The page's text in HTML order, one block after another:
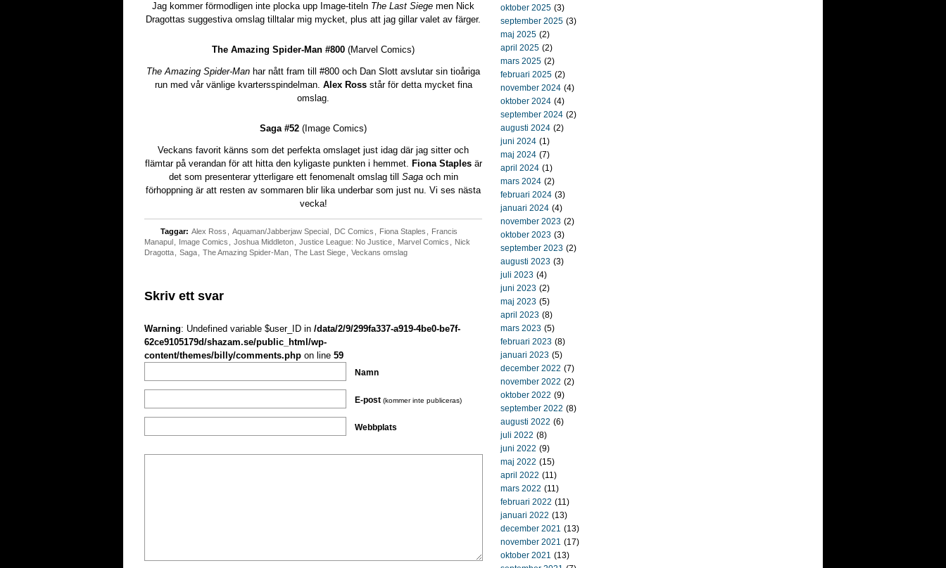
Jag kommer förmodligen inte plocka upp Image-titeln The Last Siege men Nick
Dragottas suggestiva omslag tilltalar mig mycket, plus att jag gillar valet av färger.
The Amazing Spider-Man #800 (Marvel Comics)
The Amazing Spider-Man har nått fram till #800 och Dan Slott avslutar sin tioåriga
run med vår vänlige kvartersspindelman. Alex Rossstår för detta mycket fina
omslag.
Saga #52 (Image Comics)
Veckans favorit känns som det perfekta omslaget just idag där jag sitter och
flämtar på verandan för att hitta den kyligaste punkten i hemmet. Fiona Staplesär
det som presenterar ytterligare ett fenomenalt omslag till Sagaoch min
förhoppning är att resten av sommaren blir lika underbar som just nu. Vi ses nästa
vecka!
Taggar: Alex Ross Aquaman/Jabberjaw Special DC Comics Fiona Staples
Francis
Manapul
Image Comics Joshua Middleton Justice League: No Justice Marvel Comics
Nick
Dragotta
Saga The Amazing Spider-Man The Last Siege Veckans omslag
Skriv ett svar
Warning: Undefined variable $user_ID in /data/2/9/299fa337-a919-4be0-be7f-
62ce9105179d/shazam.se/public_html/wp-
content/themes/billy/comments.php on line 59
Namn
E-post (kommer inte publiceras)
Webbplats
oktober 2025 (3)
september 2025 (3)
maj 2025 (2)
april 2025 (2)
mars 2025 (2)
februari 2025 (2)
november 2024 (4)
oktober 2024 (4)
september 2024 (2)
augusti 2024 (2)
juni 2024 (1)
maj 2024 (7)
april 2024 (1)
mars 2024 (2)
februari 2024 (3)
januari 2024 (4)
november 2023 (2)
oktober 2023 (3)
september 2023 (2)
augusti 2023 (3)
juli 2023 (4)
juni 2023 (2)
maj 2023 (5)
april 2023 (8)
mars 2023 (5)
februari 2023 (8)
januari 2023 (5)
december 2022 (7)
november 2022 (2)
oktober 2022 (9)
september 2022 (8)
augusti 2022 (6)
juli 2022 (8)
juni 2022 (9)
maj 2022 (15)
april 2022 (11)
mars 2022 (11)
februari 2022 (11)
januari 2022 (13)
december 2021 (13)
november 2021 (17)
oktober 2021 (13)